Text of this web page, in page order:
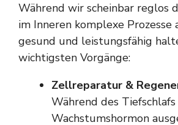
Während wir scheinbar reglos
im Inneren komplexe Prozesse
gesund und leistungsfähig
wichtigsten Vorgänge:
Zellreparatur &
Während des
Wachstumshormon